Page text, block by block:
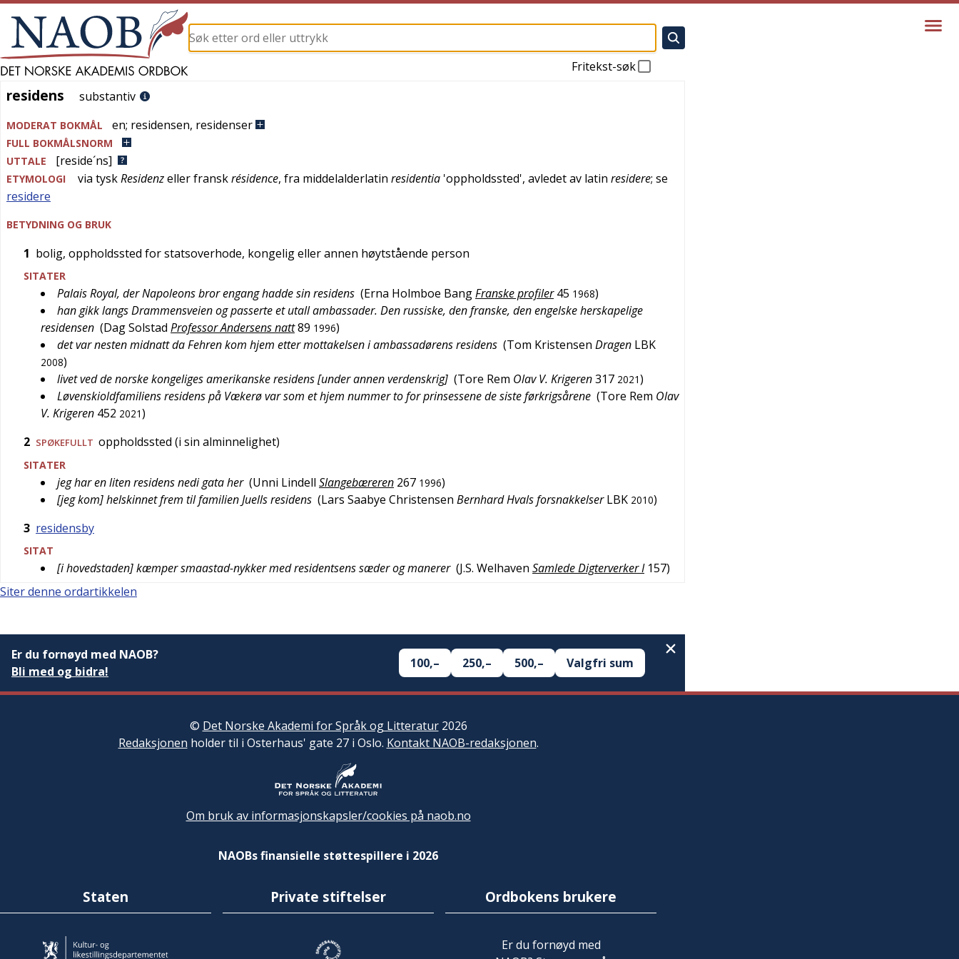
Fritekst-søk
residens
residens substantiv
MODERAT BOKMÅL en; residensen, residenser
FULL BOKMÅLSNORM
UTTALE
[reside´ns]
ETYMOLOGI via tyskResidenzellerfranskrésidence, fra middelalderlatin residentia 'oppholdssted', avledet av latin residere; se
residere
BETYDNING OG BRUK
1 bolig, oppholdssted for statsoverhode, kongelig eller annen høytstående person
SITATER
Palais Royal, der Napoleons bror engang hadde sin residens (Erna Holmboe BangFranske profiler 45 1968)
han gikk langs Drammensveien og passerte et utall ambassader. Den russiske, den franske, den engelske herskapelige
residensen (Dag Solstad Professor Andersens natt89 1996)
det var nesten midnatt da Fehren kom hjem etter mottakelsen i ambassadørens residens (Tom Kristensen Dragen LBK
2008)
livet ved de norske kongeliges amerikanske residens [under annen verdenskrig] (Tore Rem Olav V. Krigeren317 2021)
Løvenskioldfamiliens residens på Vækerø var som et hjem nummer to for prinsessene de siste førkrigsårene (Tore Rem Olav
V. Krigeren 452 2021)
2 SPØKEFULLT oppholdssted (i sin alminnelighet)
SITATER
jeg har en liten residens nedi gata her (Unni Lindell Slangebæreren 267 1996)
[jeg kom] helskinnet frem til familien Juells residens (Lars Saabye Christensen Bernhard Hvals forsnakkelser LBK 2010)
3 residensby
SITAT
[i hovedstaden] kæmper smaastad-nykker med residentsens sæder og manerer (J.S. Welhaven Samlede Digterverker I 157)
Siter denne ordartikkelen
Er du fornøyd med NAOB?
Bli med og bidra!
100,– 250,– 500,– Valgfri sum
© Det Norske Akademi for Språk og Litteratur2026
Redaksjonen holder til i Osterhaus' gate 27 i Oslo. Kontakt NAOB-redaksjonen.
Om bruk av informasjonskapsler/cookies på naob.no
NAOBs finansielle støttespillere i 2026
Staten Private stiftelser Ordbokens brukere
Er du fornøyd med